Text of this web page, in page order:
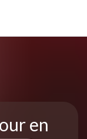
en